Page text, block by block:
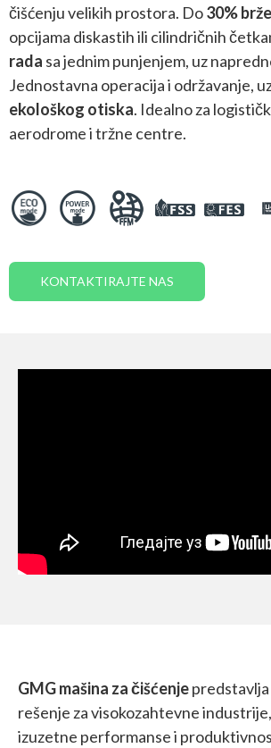
čišćenju velikih prostora. Do30%
opcijama diskastih ili cilindričnih
rada sa jednim punjenjem, uz
Jednostavna operacija i održavanje,
ekološkog otiska. Idealno za
aerodrome i tržne centre.
KONTAKTIRAJTE NAS
GMG mašina za čišćenje
rešenje za visokozahtevne
izuzetne performanse i